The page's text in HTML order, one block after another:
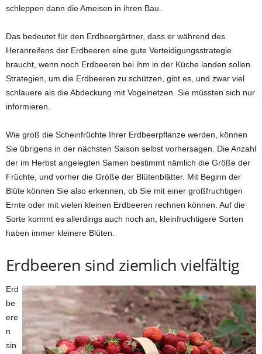
schleppen dann die Ameisen in ihren Bau.
Das bedeutet für den Erdbeergärtner, dass er während des
Heranreifens der Erdbeeren eine gute Verteidigungsstrategie
braucht, wenn noch Erdbeeren bei ihm in der Küche landen sollen.
Strategien, um die Erdbeeren zu schützen, gibt es, und zwar viel
schlauere als die Abdeckung mit Vogelnetzen. Sie müssten sich nur
informieren.
Wie groß die Scheinfrüchte Ihrer Erdbeerpflanze werden, können
Sie übrigens in der nächsten Saison selbst vorhersagen. Die Anzahl
der im Herbst angelegten Samen bestimmt nämlich die Größe der
Früchte, und vorher die Größe der Blütenblätter. Mit Beginn der
Blüte können Sie also erkennen, ob Sie mit einer großfruchtigen
Ernte oder mit vielen kleinen Erdbeeren rechnen können. Auf die
Sorte kommt es allerdings auch noch an, kleinfruchtigere Sorten
haben immer kleinere Blüten.
Erdbeeren sind ziemlich vielfältig
Erd
be
ere
n
sin